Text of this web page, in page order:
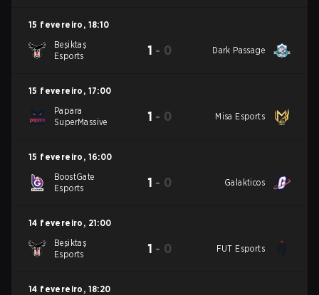
15 fevereiro , 18:10
Beşiktaş
Esports
1 - 0 Dark Passage
15 fevereiro , 17:00
Papara
SuperMassive
1 - 0 Misa Esports
15 fevereiro , 16:00
BoostGate
Esports
1 - 0 Galakticos
14 fevereiro , 21:00
Beşiktaş
Esports
1 - 0 FUT Esports
14 fevereiro , 18:20